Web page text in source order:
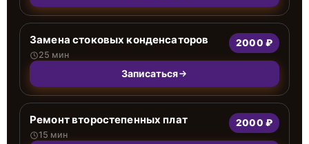
Замена стоковых конденсаторов
25 мин
2000 ₽
Записаться
Ремонт второстепенных плат
15 мин
2000 ₽